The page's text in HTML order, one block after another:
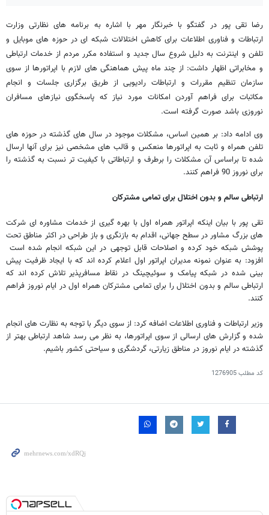
رضا تقی پور در گفتگو با خبرنگار مهر با اشاره به برنامه های نظارتی وزارت
ارتباطات و فناوری اطلاعات برای کاهش اختلالات شبکه ای در حوزه های موبایل و
تلفن و اینترنت به دلیل شروع سال جدید و استفاده مکرر مردم از خدمات ارتباطی
و مخابراتی اظهار داشت: از چند ماه پیش هماهنگی های لازم با اپراتورها از سوی
سازمان تنظیم مقررات و ارتباطات رادیویی از طریق برگزاری جلسات و انجام
مکاتبات برای فراهم آوردن امکانات مورد نیاز که پاسخگوی نیازهای مسافران
نوروزی باشد صورت گرفته است.
وی ادامه داد: بر همین اساس، مشکلات موجود در سال های گذشته در حوزه های
تلفن همراه و ثابت به اپراتورها منعکس و قالب های مشخصی نیز برای آنها ارسال
شده تا براساس آن مشکلات را برطرف و ارتباطاتی با کیفیت تر نسبت به گذشته را
برای نوروز 90 فراهم کنند.
ارتباطی سالم و بدون اختلال برای تمامی مشترکان
تقی پور با بیان اینکه اپراتور ‌همراه اول با بهره گیری از خدمات مشاوره ای شرکت
های بزرگ مشاور در سطح جهانی، ‌اقدام به بازنگری و باز طراحی در اکثر مناطق تحت
پوشش شبکه خود کرده و اصلاحات قابل توجهی در این شبکه انجام شده است
افزود: به عنوان نمونه مدیران اپراتور اول اعلام کرده اند که با ایجاد ظرفیت پیش
بینی شده در شبکه پیامک و سوئیچینگ در نقاط مسافرپذیر تلاش کرده اند که
ارتباطی سالم و بدون اختلال را برای تمامی مشترکان همراه اول در ایام نوروز فراهم
کنند.
وزیر ارتباطات و فناوری اطلاعات اضافه کرد: از سوی دیگر با توجه به نظارت های انجام
شده و گزارش های ارسالی از سوی اپراتورها، به نظر می رسد شاهد ارتباطی بهتر از
گذشته در ایام نوروز در مناطق زیارتی، گردشگری و سیاحتی کشور باشیم.
کد مطلب1276905